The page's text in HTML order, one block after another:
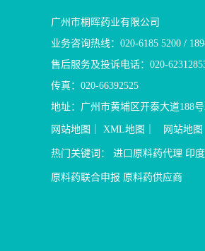
广州市桐晖药业有限公司
业务咨询热线：020-6185 5200 /
售后服务及投诉电话：020-
传真：020-66392525
地址：广州市黄埔区开泰大道188
网站地图 XML地图 网站地图
热门关键词： 进口原料药代理 印
原料药联合申报 原料药供应商